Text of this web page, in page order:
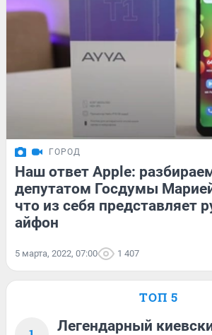
ГОРОД
Наш ответ Apple:
депутатом Госдумы
что из себя представляет
айфон
5 марта, 2022, 07:00 1 407
ТОП 5
Легендарный